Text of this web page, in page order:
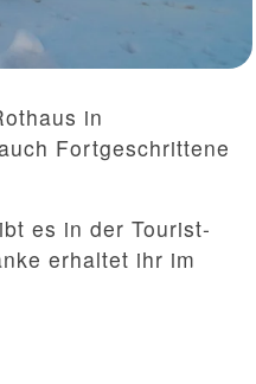
in
Fortgeschrittene
es in der Tourist-
erhaltet ihr im